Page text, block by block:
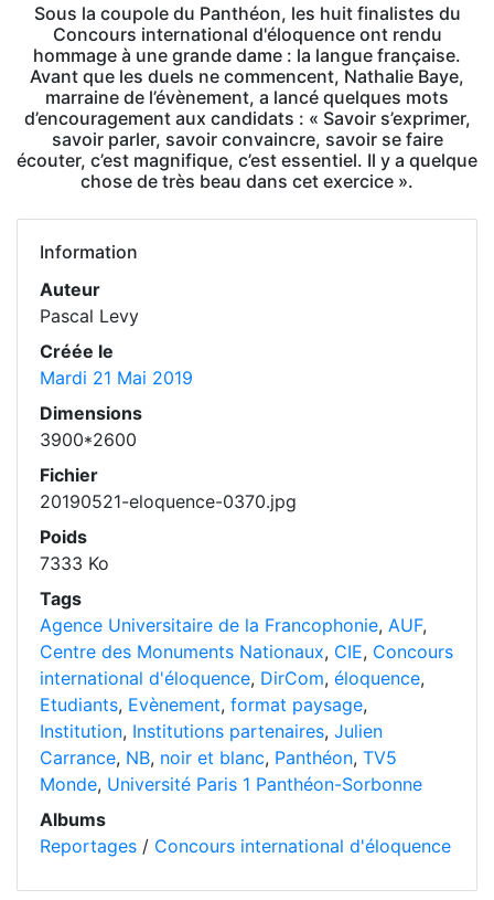
Sous la coupole du Panthéon, les huit finalistes du
Concours international d'éloquence ont rendu
hommage à une grande dame : la langue française.
Avant que les duels ne commencent, Nathalie Baye,
marraine de l’évènement, a lancé quelques mots
d’encouragement aux candidats : « Savoir s’exprimer,
savoir parler, savoir convaincre, savoir se faire
écouter, c’est magnifique, c’est essentiel. Il y a quelque
chose de très beau dans cet exercice ».
Information
Auteur
Pascal Levy
Créée le
Mardi 21 Mai 2019
Dimensions
3900*2600
Fichier
20190521-eloquence-0370.jpg
Poids
7333 Ko
Tags
Agence Universitaire de la Francophonie, AUF,
Centre des Monuments Nationaux, CIE, Concours
international d'éloquence, DirCom, éloquence,
Etudiants, Evènement, format paysage,
Institution, Institutions partenaires, Julien
Carrance, NB, noir et blanc, Panthéon, TV5
Monde, Université Paris 1 Panthéon-Sorbonne
Albums
Reportages / Concours international d'éloquence